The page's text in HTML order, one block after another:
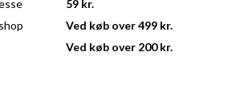
59 kr.
Ved køb over 499 kr.
Ved køb over 200 kr.